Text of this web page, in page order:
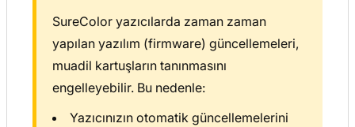
SureColor yazıcılarda zaman zaman
yapılan yazılım (firmware) güncellemeleri,
muadil kartuşların tanınmasını
engelleyebilir. Bu nedenle:
Yazıcınızın otomatik güncellemelerini